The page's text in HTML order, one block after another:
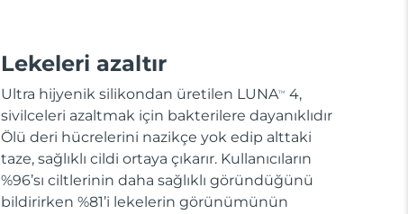
Lekeleri azaltır
Ultra hijyenik silikondan üretilen LUNATM
4,
sivilceleri azaltmak için bakterilere dayanıklıdır
Ölü deri hücrelerini nazikçe yok edip alttaki
taze, sağlıklı cildi ortaya çıkarır. Kullanıcıların
%96’sı ciltlerinin daha sağlıklı göründüğünü
bildirirken %81’i lekelerin görünümünün